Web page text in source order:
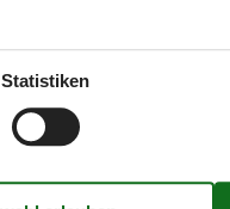
Garriga
Statistiken